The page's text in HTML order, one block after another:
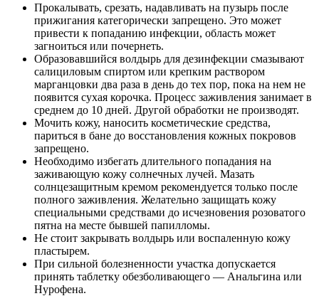
Прокалывать, срезать, надавливать на пузырь после
прижигания категорически запрещено. Это может
привести к попаданию инфекции, область может
загноиться или почернеть.
Образовавшийся волдырь для дезинфекции смазывают
салициловым спиртом или крепким раствором
марганцовки два раза в день до тех пор, пока на нем не
появится сухая корочка. Процесс заживления занимает в
среднем до 10 дней. Другой обработки не производят.
Мочить кожу, наносить косметические средства,
париться в бане до восстановления кожных покровов
запрещено.
Необходимо избегать длительного попадания на
заживающую кожу солнечных лучей. Мазать
солнцезащитным кремом рекомендуется только после
полного заживления. Желательно защищать кожу
специальными средствами до исчезновения розоватого
пятна на месте бывшей папилломы.
Не стоит закрывать волдырь или воспаленную кожу
пластырем.
При сильной болезненности участка допускается
принять таблетку обезболивающего — Анальгина или
Нурофена.